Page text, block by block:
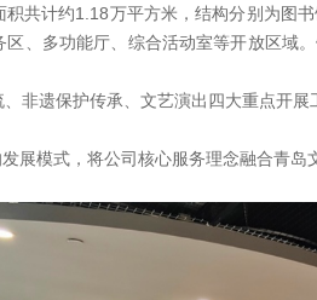
共计约1.18万平方米，结构分别为图
、多功能厅、综合活动室等开放区域
非遗保护传承、文艺演出四大重点开
展模式，将公司核心服务理念融合青